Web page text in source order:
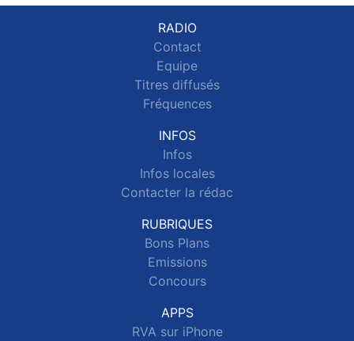
RADIO
Contact
Equipe
Titres diffusés
Fréquences
INFOS
Infos
Infos locales
Contacter la rédac
RUBRIQUES
Bons Plans
Emissions
Concours
APPS
RVA sur iPhone